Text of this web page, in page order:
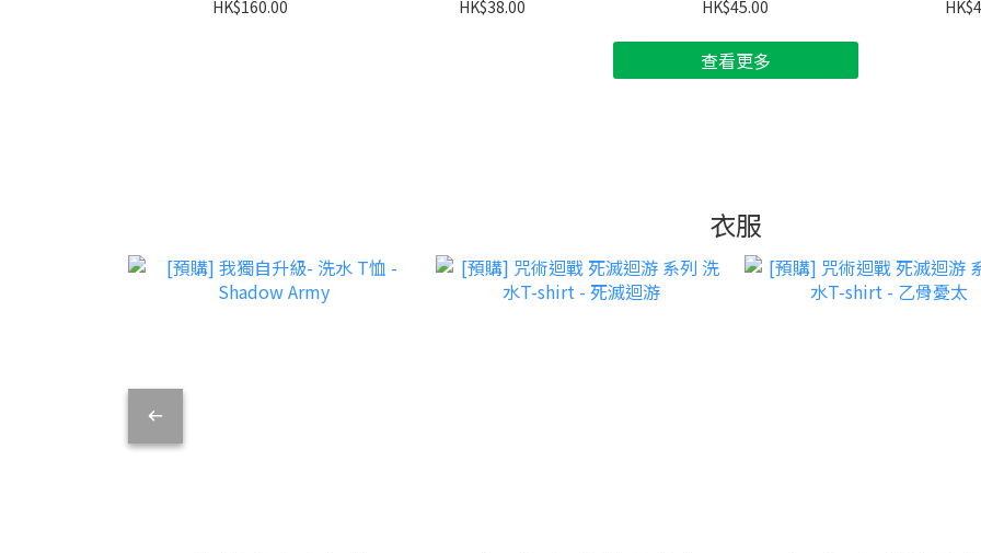
HK$160.00
HK$38.00
HK$45.00
查看更多
衣服